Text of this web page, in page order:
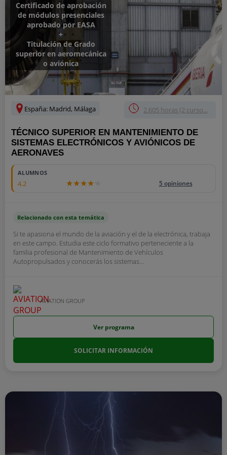
Certificado de aprobación
de módulos presenciales
aprobado por EASA
+
Titulación de Grado
superior en aeromecánica
o aviónica
España: Madrid, Málaga 2.605 horas (2 curso...
TÉCNICO SUPERIOR EN MANTENIMIENTO DE
SISTEMAS ELECTRÓNICOS Y AVIÓNICOS DE
AERONAVES
14000
ALUMNOS
4.2 5 opiniones
Relacionado con esta temática
Si te apasiona el mundo de la aviación y el de la electrónica, trabaja
en este campo. Estudia este ciclo formativo perteneciente a la
familia profesional de Mantenimiento de Vehículos
Autopropulsados y conocerás los sistemas...
AVIATION GROUP
Ver programa
SOLICITAR INFORMACIÓN